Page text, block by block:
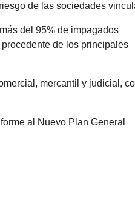
de las sociedades
del 95% de impagados
de los principales
mercantil y judicial,
al Nuevo Plan General